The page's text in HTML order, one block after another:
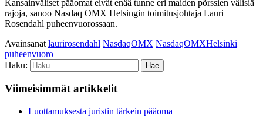
Kansainväliset pääomat eivät enää tunne eri maiden pörssien välisiä
rajoja, sanoo Nasdaq OMX Helsingin toimitusjohtaja Lauri
Rosendahl puheenvuorossaan.
Avainsanat laurirosendahl NasdaqOMX NasdaqOMXHelsinki
puheenvuoro
Haku:
Viimeisimmät artikkelit
Luottamuksesta juristin tärkein pääoma